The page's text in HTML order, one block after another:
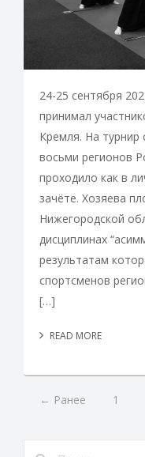
24-25 сентября
принимал
Кремля. На турнир
восьми регионов
проходило как в
зачёте. Хозяева
Нижегородской
дисциплинах
результатам
спортсменов
[…]
READ MORE
← Ранее 1